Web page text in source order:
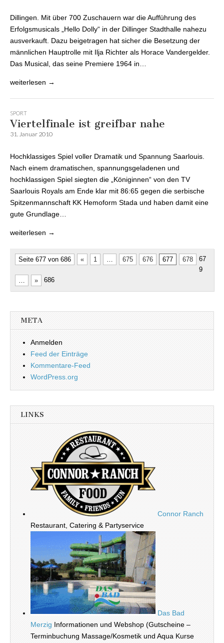
Dillingen. Mit über 700 Zuschauern war die Aufführung des
Erfolgsmusicals „Hello Dolly“ in der Dillinger Stadthalle nahezu
ausverkauft. Dazu beigetragen hat sicher die Besetzung der
männlichen Hauptrolle mit Ilja Richter als Horace Vandergelder.
Das Musical, das seine Premiere 1964 in…
weiterlesen →
SPORT
Viertelfinale ist greifbar nahe
31. Januar 2010
Hochklassiges Spiel voller Dramatik und Spannung Saarlouis.
Nach einem dramatischen, spannungsgeladenen und
hochklassigen Spiel siegten die „Königinnen“ von den TV
Saarlouis Royals am Ende klar mit 86:65 gegen die serbische
Spitzenmannschaft KK Hemoform Stada und haben damit eine
gute Grundlage…
weiterlesen →
Seite 677 von 686 « 1 675 676 677 678
67
9
686
»
META
Anmelden
Feed der Einträge
Kommentare-Feed
WordPress.org
LINKS
Connor Ranch
Restaurant, Catering & Partyservice
Das Bad
Merzig Informationen und Webshop (Gutscheine –
Terminbuchung Massage/Kosmetik und Aqua Kurse